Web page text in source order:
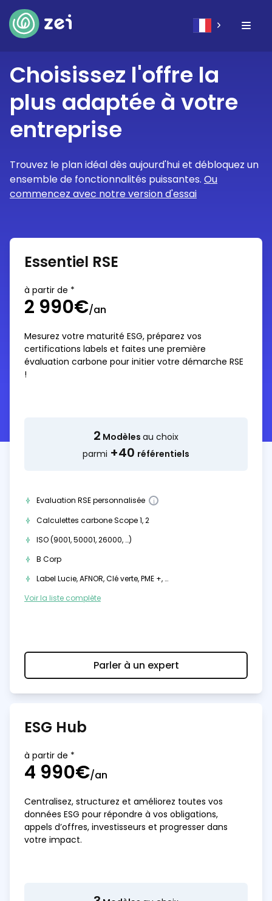
Choisissez l'offre la
plus adaptée à votre
entreprise
Trouvez le plan idéal dès aujourd'hui et débloquez un
ensemble de fonctionnalités puissantes. Ou
commencez avec notre version d'essai
Essentiel RSE
à partir de *
2 990€/an
Mesurez votre maturité ESG, préparez vos
certifications labels et faites une première
évaluation carbone pour initier votre démarche RSE
!
2 Modèles au choix
parmi +40 référentiels
Evaluation RSE personnalisée i
Calculettes carbone Scope 1, 2
ISO (9001, 50001, 26000, …)
B Corp
Label Lucie, AFNOR, Clé verte, PME +, …
Voir la liste complète
Parler à un expert
ESG Hub
à partir de *
4 990€/an
Centralisez, structurez et améliorez toutes vos
données ESG pour répondre à vos obligations,
appels d’offres, investisseurs et progresser dans
votre impact.